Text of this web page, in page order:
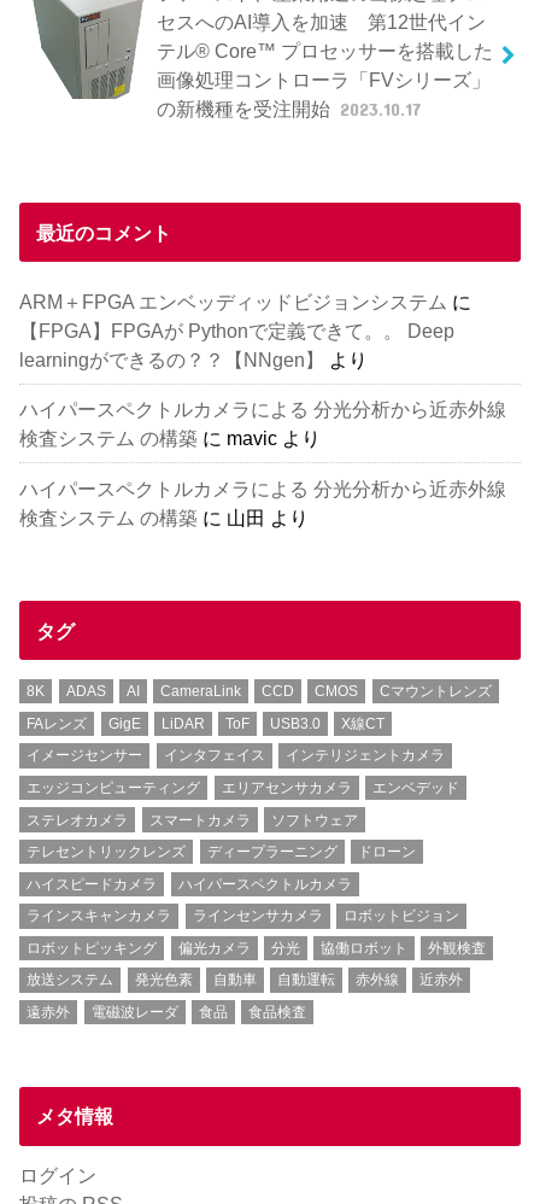
セスへのAI導入を加速 第12世代イン
テル® Core™ プロセッサーを搭載した
画像処理コントローラ「FVシリーズ」
の新機種を受注開始 2023.10.17
最近のコメント
ARM＋FPGA エンベッディッドビジョンシステム に
【FPGA】FPGAが Pythonで定義できて。。 Deep
learningができるの？？【NNgen】
より
ハイパースペクトルカメラによる 分光分析から近赤外線
検査システム の構築 に mavic より
ハイパースペクトルカメラによる 分光分析から近赤外線
検査システム の構築 に 山田 より
タグ
8K ADAS AI CameraLink CCD CMOS
Cマウントレンズ
FAレンズ
GigE LiDAR ToF USB3.0
X線CT
イメージセンサー
インタフェイス
インテリジェントカメラ
エッジコンピューティング
エリアセンサカメラ
エンベデッド
ステレオカメラ
スマートカメラ
ソフトウェア
テレセントリックレンズ
ディープラーニング
ドローン
ハイスピードカメラ
ハイパースペクトルカメラ
ラインスキャンカメラ
ラインセンサカメラ
ロボットビジョン
ロボットピッキング
偏光カメラ 分光 協働ロボット
外観検査
放送システム
発光色素 自動車 自動運転 赤外線
近赤外
遠赤外
電磁波レーダ 食品 食品検査
メタ情報
ログイン